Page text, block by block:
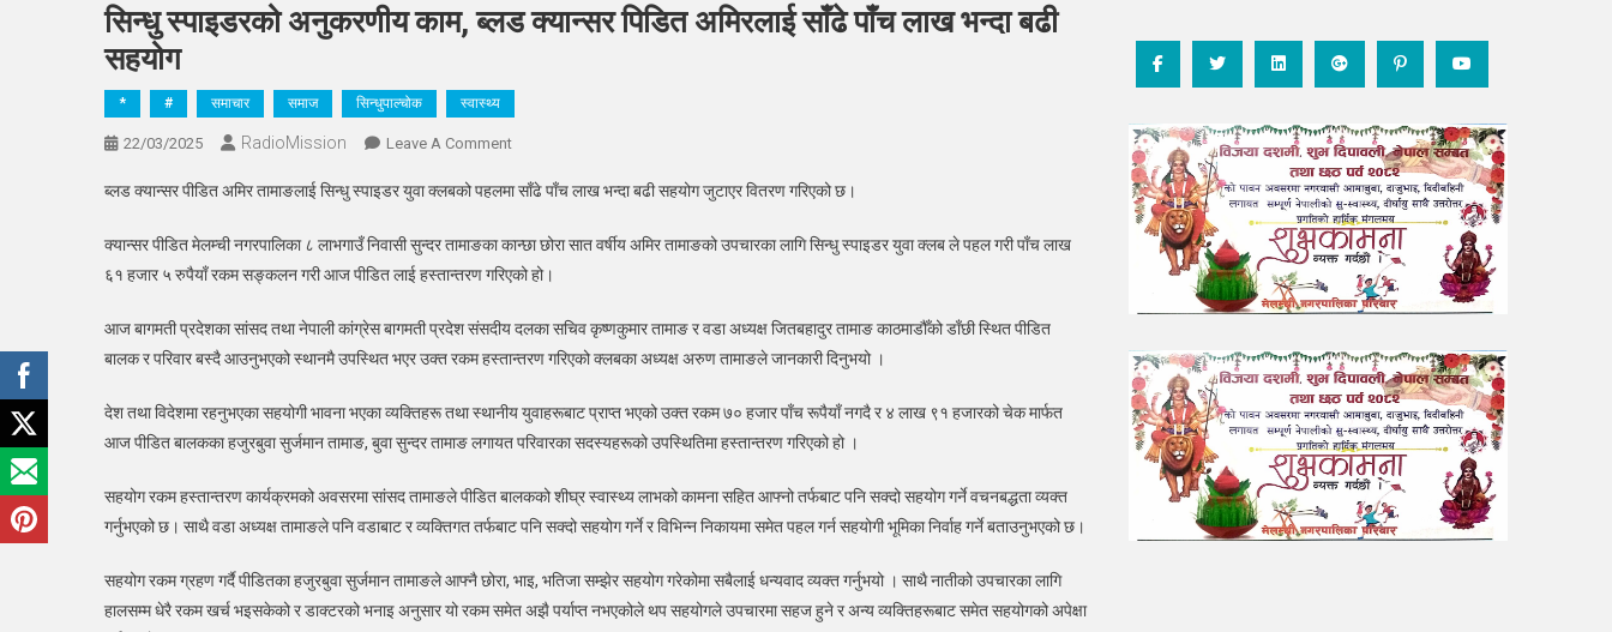
सिन्धु स्पाइडरको अनुकरणीय काम, ब्लड क्यान्सर पिडित अमिरलाई साँढे पाँच लाख भन्दा बढी
सहयोग
* # समाचार समाज सिन्धुपाल्चोक स्वास्थ्य
22/03/2025 RadioMission Leave A CommentOn
स्पाइडरको
काम,
ब्लड
पिडित
अमिरलाई
पाँच
लाख
बढी
सहयोग
ब्लड क्यान्सर पीडित अमिर तामाङलाई सिन्धु स्पाइडर युवा क्लबको पहलमा साँढे पाँच लाख भन्दा बढी सहयोग जुटाएर वितरण गरिएको छ।
क्यान्सर पीडित मेलम्ची नगरपालिका ८ लाभगाउँ निवासी सुन्दर तामाङका कान्छा छोरा सात वर्षीय अमिर तामाङको उपचारका लागि सिन्धु स्पाइडर युवा क्लब ले पहल गरी पाँच लाख
६१ हजार ५ रुपैयाँ रकम सङ्कलन गरी आज पीडित लाई हस्तान्तरण गरिएको हो।
आज बागमती प्रदेशका सांसद तथा नेपाली कांग्रेस बागमती प्रदेश संसदीय दलका सचिव कृष्णकुमार तामाङ र वडा अध्यक्ष जितबहादुर तामाङ काठमाडौँको डाँछी स्थित पीडित
बालक र परिवार बस्दै आउनुभएको स्थानमै उपस्थित भएर उक्त रकम हस्तान्तरण गरिएको क्लबका अध्यक्ष अरुण तामाङले जानकारी दिनुभयो ।
देश तथा विदेशमा रहनुभएका सहयोगी भावना भएका व्यक्तिहरू तथा स्थानीय युवाहरूबाट प्राप्त भएको उक्त रकम ७० हजार पाँच रूपैयाँ नगदै र ४ लाख ९१ हजारको चेक मार्फत
आज पीडित बालकका हजुरबुवा सुर्जमान तामाङ, बुवा सुन्दर तामाङ लगायत परिवारका सदस्यहरूको उपस्थितिमा हस्तान्तरण गरिएको हो ।
सहयोग रकम हस्तान्तरण कार्यक्रमको अवसरमा सांसद तामाङले पीडित बालकको शीघ्र स्वास्थ्य लाभको कामना सहित आफ्नो तर्फबाट पनि सक्दो सहयोग गर्ने वचनबद्धता व्यक्त
गर्नुभएको छ। साथै वडा अध्यक्ष तामाङले पनि वडाबाट र व्यक्तिगत तर्फबाट पनि सक्दो सहयोग गर्ने र विभिन्न निकायमा समेत पहल गर्न सहयोगी भूमिका निर्वाह गर्ने बताउनुभएको छ।
सहयोग रकम ग्रहण गर्दै पीडितका हजुरबुवा सुर्जमान तामाङले आफ्नै छोरा, भाइ, भतिजा सम्झेर सहयोग गरेकोमा सबैलाई धन्यवाद व्यक्त गर्नुभयो । साथै नातीको उपचारका लागि
हालसम्म धेरै रकम खर्च भइसकेको र डाक्टरको भनाइ अनुसार यो रकम समेत अझै पर्याप्त नभएकोले थप सहयोगले उपचारमा सहज हुने र अन्य व्यक्तिहरूबाट समेत सहयोगको अपेक्षा